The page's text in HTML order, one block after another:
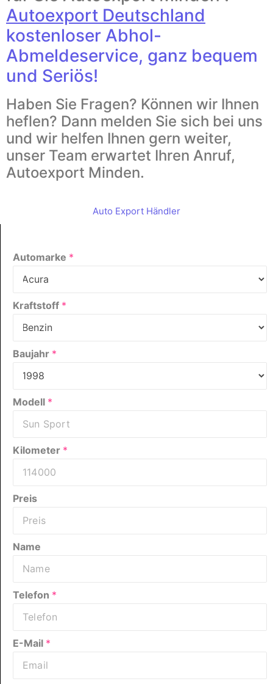
Autoexport Deutschland
kostenloser Abhol-
Abmeldeservice, ganz bequem
und Seriös!
Haben Sie Fragen? Können wir Ihnen
heflen? Dann melden Sie sich bei uns
und wir helfen Ihnen gern weiter,
unser Team erwartet Ihren Anruf,
Autoexport Minden.
Auto Export Händler
Automarke *
Kraftstoff *
Baujahr *
Modell *
Kilometer *
Preis
Name
Telefon *
E-Mail *